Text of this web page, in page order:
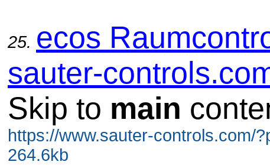
25. ecos
sauter-
Skip to main
https://www.sauter-controls.com/
264.6kb